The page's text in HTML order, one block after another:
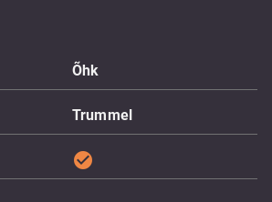
Õhk
Trummel
check_circle